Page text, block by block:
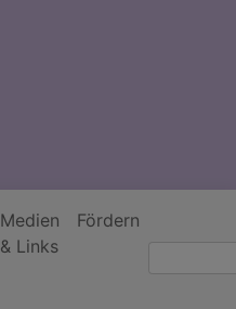
Medien
& Links
Fördern